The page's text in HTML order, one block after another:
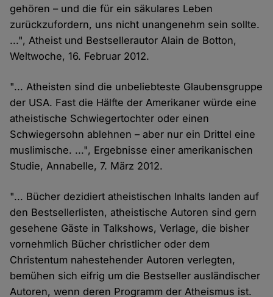
gehören – und die für ein säkulares Leben
zurückzufordern, uns nicht unangenehm sein sollte.
...", Atheist und Bestsellerautor Alain de Botton,
Weltwoche, 16. Februar 2012.
"... Atheisten sind die unbeliebteste Glaubensgruppe
der USA. Fast die Hälfte der Amerikaner würde eine
atheistische Schwiegertochter oder einen
Schwiegersohn ablehnen – aber nur ein Drittel eine
muslimische. ...", Ergebnisse einer amerikanischen
Studie, Annabelle, 7. März 2012.
"... Bücher dezidiert atheistischen Inhalts landen auf
den Bestsellerlisten, atheistische Autoren sind gern
gesehene Gäste in Talkshows, Verlage, die bisher
vornehmlich Bücher christlicher oder dem
Christentum nahestehender Autoren verlegten,
bemühen sich eifrig um die Bestseller ausländischer
Autoren, wenn deren Programm der Atheismus ist.